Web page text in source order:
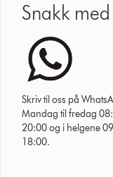
Snakk
Skriv til oss på
Mandag til fredag
20:00 og i helgene
18:00.